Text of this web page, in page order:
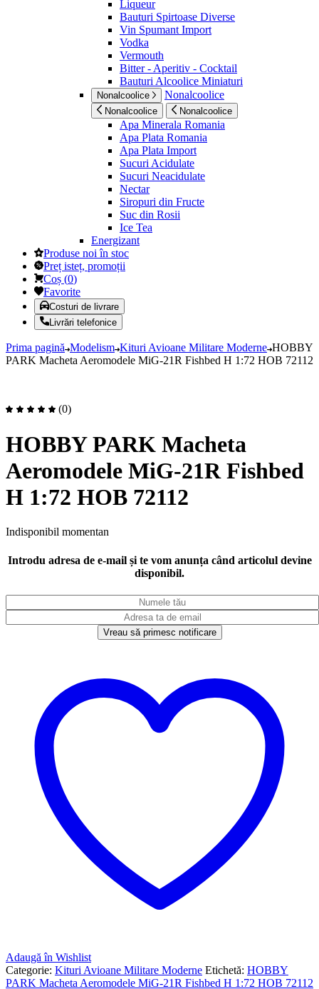
Liqueur
Bauturi Spirtoase Diverse
Vin Spumant Import
Vodka
Vermouth
Bitter - Aperitiv - Cocktail
Bauturi Alcoolice Miniaturi
Nonalcoolice Nonalcoolice
Nonalcoolice Nonalcoolice
Apa Minerala Romania
Apa Plata Romania
Apa Plata Import
Sucuri Acidulate
Sucuri Neacidulate
Nectar
Siropuri din Fructe
Suc din Rosii
Ice Tea
Energizant
Produse noi în stoc
Preț isteț, promoții
Coș (0)
Favorite
Costuri de livrare
Livrări telefonice
Prima pagină Modelism Kituri Avioane Militare Moderne HOBBY
PARK Macheta Aeromodele MiG-21R Fishbed H 1:72 HOB 72112
(0)
HOBBY PARK Macheta
Aeromodele MiG-21R Fishbed
H 1:72 HOB 72112
Indisponibil momentan
Introdu adresa de e-mail și te vom anunța când articolul devine
disponibil.
Vreau să primesc notificare
Adaugă în Wishlist
Categorie: Kituri Avioane Militare Moderne Etichetă: HOBBY
PARK Macheta Aeromodele MiG-21R Fishbed H 1:72 HOB 72112